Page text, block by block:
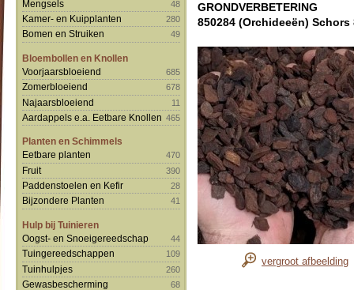
Mengsels 48
Kamer- en Kuipplanten 280
Bomen en Struiken 49
Bloembollen en Knollen
Voorjaarsbloeiend
685
Zomerbloeiend 678
Najaarsbloeiend 11
Aardappels e.a. Eetbare Knollen 465
Planten en Schimmels
Eetbare planten
470
Fruit 390
Paddenstoelen en Kefir 28
Bijzondere Planten 41
Hulp bij Tuinieren
Oogst- en Snoeigereedschap
44
Tuingereedschappen 109
Tuinhulpjes 260
Gewasbescherming 68
GRONDVERBETERING
850284 (Orchideeën) Schors
vergroot afbeelding